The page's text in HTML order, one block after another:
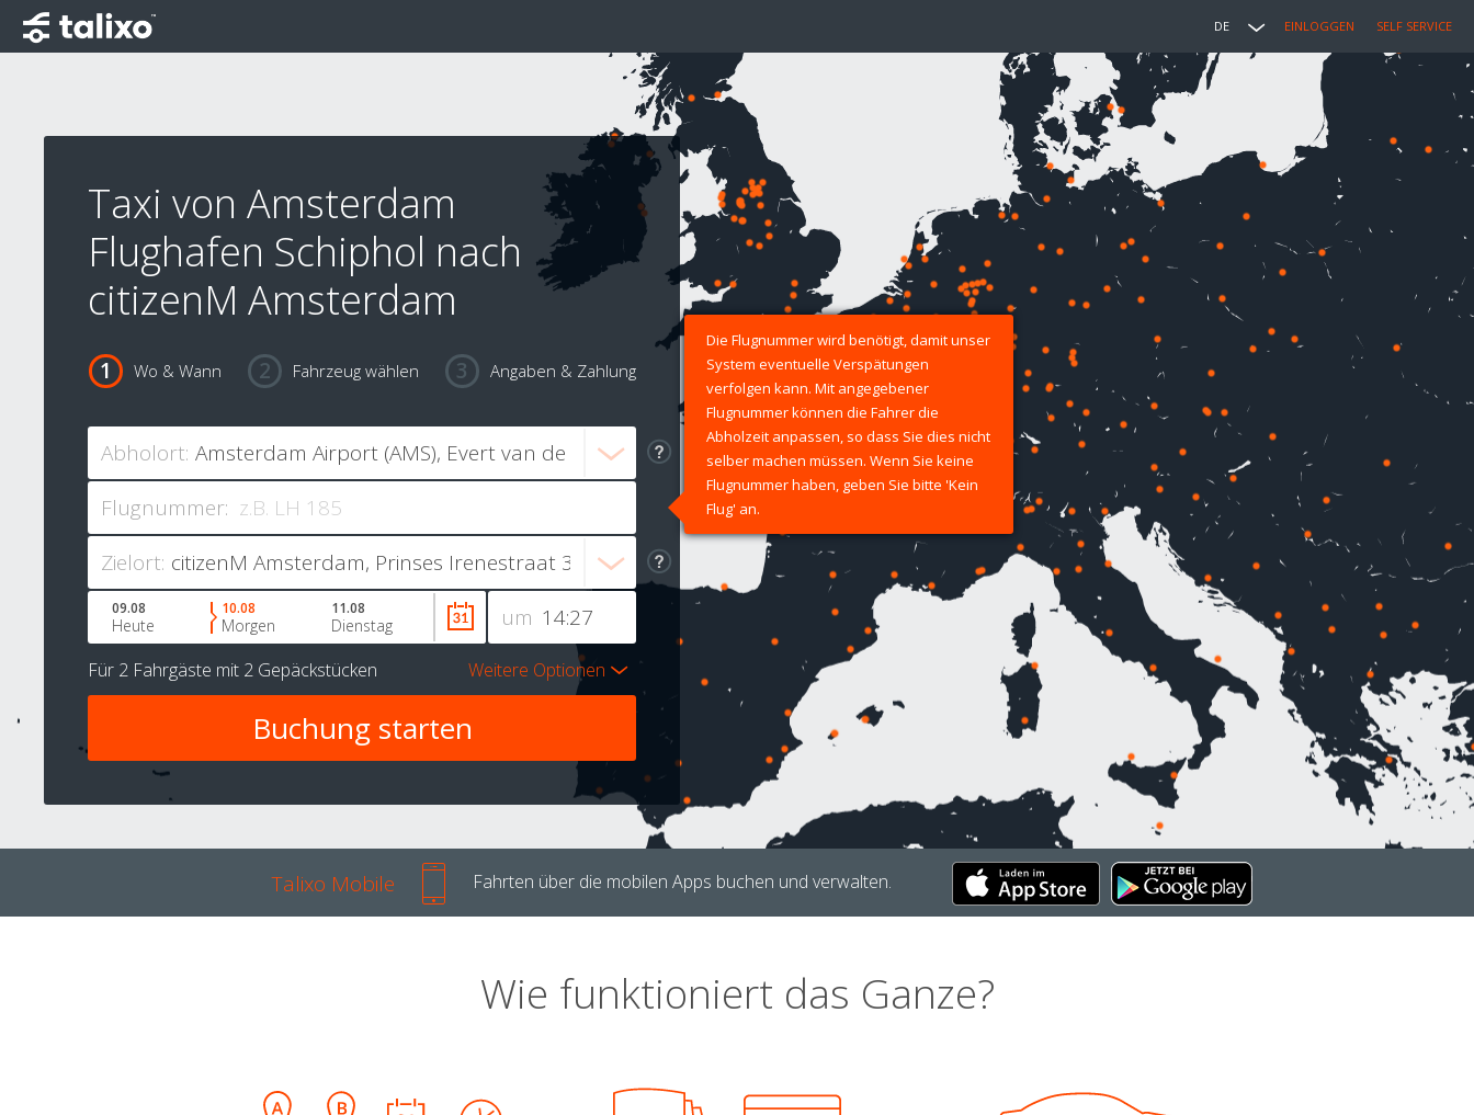
DE EINLOGGEN SELF SERVICE
Taxi von Amsterdam
Flughafen Schiphol nach
citizenM Amsterdam
Wo & Wann Fahrzeug wählen Angaben & Zahlung
Abholort:
Flugnummer:
Die Flugnummer wird benötigt, damit unser
System eventuelle Verspätungen
verfolgen kann. Mit angegebener
Flugnummer können die Fahrer die
Abholzeit anpassen, so dass Sie dies nicht
selber machen müssen. Wenn Sie keine
Flugnummer haben, geben Sie bitte 'Kein
Flug' an.
Zielort:
um
09.08
Heute
10.08
Morgen
11.08
Dienstag
Für 2 Fahrgäste mit 2 Gepäckstücken Weitere Optionen
Talixo Mobile Fahrten über die mobilen Apps buchen und verwalten.
Wie funktioniert das Ganze?